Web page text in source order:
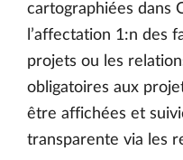
cartographiées dans
l’affectation 1:n des
projets ou les
obligatoires aux
être affichées et
transparente via les